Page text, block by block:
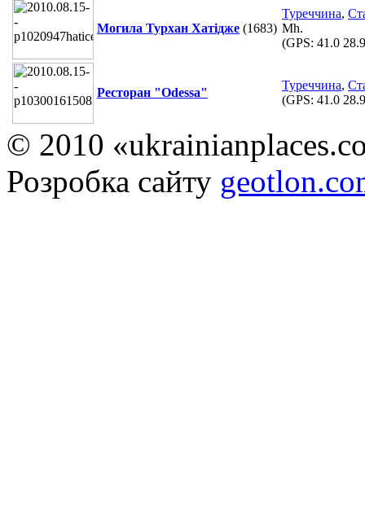
Могила Турхан Хатідже (1683)
Туреччина,
Mh.
(GPS: 41.0 28.9
Ресторан "Odessa"
Туреччина,
(GPS: 41.0 28.9
© 2010
Розробка сайту